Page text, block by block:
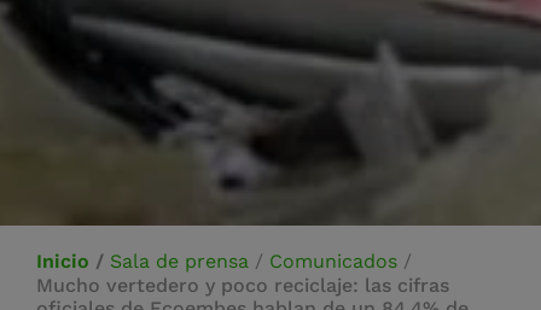
Inicio / Sala de prensa / Comunicados /
Mucho vertedero y poco reciclaje: las cifras